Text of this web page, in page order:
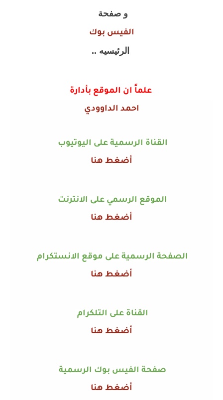
و صفحة
الفيس بوك
الرئيسيه ..
علماً ان الموقع بأدارة
احمد الداوودي
القناة الرسمية على اليوتيوب
أضغط هنا
الموقع الرسمي على الانترنت
أضغط هنا
الصفحة الرسمية على موقع الانستكرام
أضغط هنا
القناة على التلكرام
أضغط هنا
صفحة الفيس بوك الرسمية
أضغط هنا